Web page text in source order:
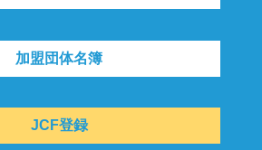
加盟団体名簿
JCF登録